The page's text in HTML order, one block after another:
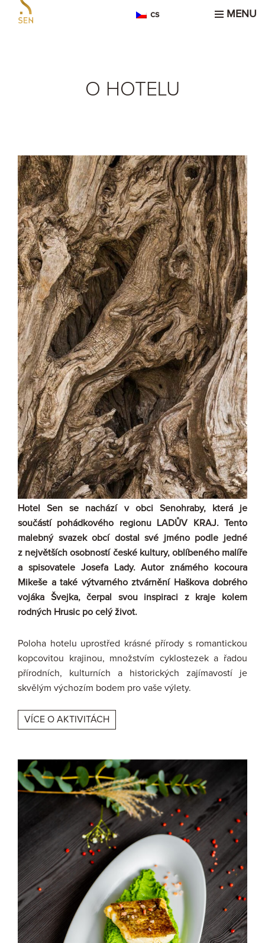
MENU
cs
O HOTELU
Hotel Sen se nachází v obci Senohraby, která je
součástí pohádkového regionu LADŮV KRAJ. Tento
malebný svazek obcí dostal své jméno podle jedné
z největších osobností české kultury, oblíbeného malíře
a spisovatele Josefa Lady. Autor známého kocoura
Mikeše a také výtvarného ztvárnění Haškova dobrého
vojáka Švejka, čerpal svou inspiraci z kraje kolem
rodných Hrusic po celý život.
Poloha hotelu uprostřed krásné přírody s romantickou
kopcovitou krajinou, množstvím cyklostezek a řadou
přírodních, kulturních a historických zajímavostí je
skvělým výchozím bodem pro vaše výlety.
VÍCE O AKTIVITÁCH